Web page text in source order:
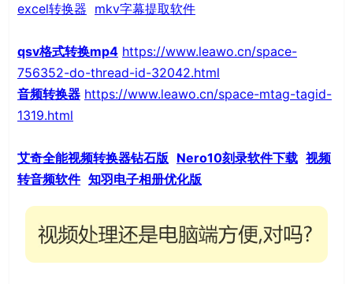
excel转换器 mkv字幕提取软件
qsv格式转换mp4 https://www.leawo.cn/space-
756352-do-thread-id-32042.html
音频转换器 https://www.leawo.cn/space-mtag-tagid-
1319.html
艾奇全能视频转换器钻石版 Nero10刻录软件下载 视频
转音频软件 知羽电子相册优化版